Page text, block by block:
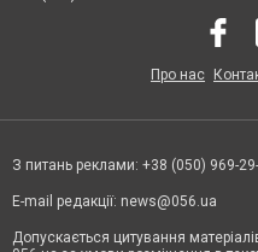
Про нас
З питань реклами: +38 (050) 969-
E-mail редакції: news@056.ua
Допускається цитування